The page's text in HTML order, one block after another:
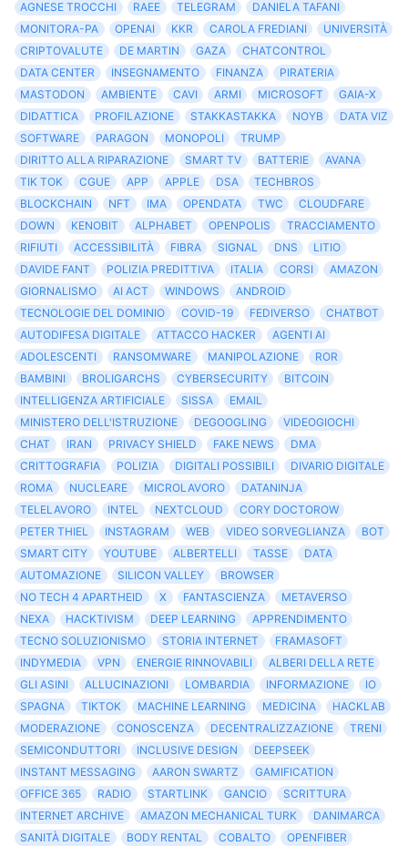
AGNESE TROCCHI RAEE TELEGRAM
DANIELA TAFANI
MONITORA-PA
OPENAI KKR CAROLA FREDIANI
UNIVERSITÀ
CRIPTOVALUTE
DE MARTIN GAZA
CHATCONTROL
DATA CENTER
INSEGNAMENTO FINANZA
PIRATERIA
MASTODON
AMBIENTE CAVI ARMI MICROSOFT
GAIA-X
DIDATTICA
PROFILAZIONE STAKKASTAKKA NOYB
DATA VIZ
SOFTWARE
PARAGON MONOPOLI
TRUMP
DIRITTO ALLA RIPARAZIONE
SMART TV BATTERIE
AVANA
TIK TOK
CGUE APP APPLE DSA
TECHBROS
BLOCKCHAIN
NFT IMA OPENDATA TWC
CLOUDFARE
DOWN
KENOBIT ALPHABET OPENPOLIS
TRACCIAMENTO
RIFIUTI
ACCESSIBILITÀ FIBRA SIGNAL DNS
LITIO
DAVIDE FANT
POLIZIA PREDITTIVA ITALIA CORSI
AMAZON
GIORNALISMO
AI ACT WINDOWS
ANDROID
TECNOLOGIE DEL DOMINIO
COVID-19 FEDIVERSO
CHATBOT
AUTODIFESA DIGITALE
ATTACCO HACKER
AGENTI AI
ADOLESCENTI
RANSOMWARE MANIPOLAZIONE
ROR
BAMBINI
BROLIGARCHS CYBERSECURITY
BITCOIN
INTELLIGENZA ARTIFICIALE
SISSA
EMAIL
MINISTERO DELL'ISTRUZIONE
DEGOOGLING
VIDEOGIOCHI
CHAT
IRAN PRIVACY SHIELD FAKE NEWS
DMA
CRITTOGRAFIA
POLIZIA DIGITALI POSSIBILI
DIVARIO DIGITALE
ROMA
NUCLEARE MICROLAVORO
DATANINJA
TELELAVORO
INTEL NEXTCLOUD
CORY DOCTOROW
PETER THIEL
INSTAGRAM WEB VIDEO SORVEGLIANZA
BOT
SMART CITY
YOUTUBE ALBERTELLI TASSE
DATA
AUTOMAZIONE
SILICON VALLEY
BROWSER
NO TECH 4 APARTHEID
X FANTASCIENZA
METAVERSO
NEXA
HACKTIVISM DEEP LEARNING
APPRENDIMENTO
TECNO SOLUZIONISMO
STORIA INTERNET
FRAMASOFT
INDYMEDIA
VPN ENERGIE RINNOVABILI
ALBERI DELLA RETE
GLI ASINI
ALLUCINAZIONI LOMBARDIA INFORMAZIONE
IO
SPAGNA
TIKTOK MACHINE LEARNING MEDICINA
HACKLAB
MODERAZIONE
CONOSCENZA DECENTRALIZZAZIONE
TRENI
SEMICONDUTTORI
INCLUSIVE DESIGN
DEEPSEEK
INSTANT MESSAGING
AARON SWARTZ
GAMIFICATION
OFFICE 365
RADIO STARTLINK GANCIO
SCRITTURA
INTERNET ARCHIVE
AMAZON MECHANICAL TURK
DANIMARCA
SANITÀ DIGITALE
BODY RENTAL COBALTO
OPENFIBER